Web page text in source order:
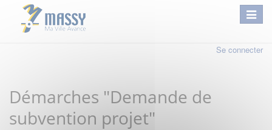
Se connecter
Démarches "Demande de
subvention projet"